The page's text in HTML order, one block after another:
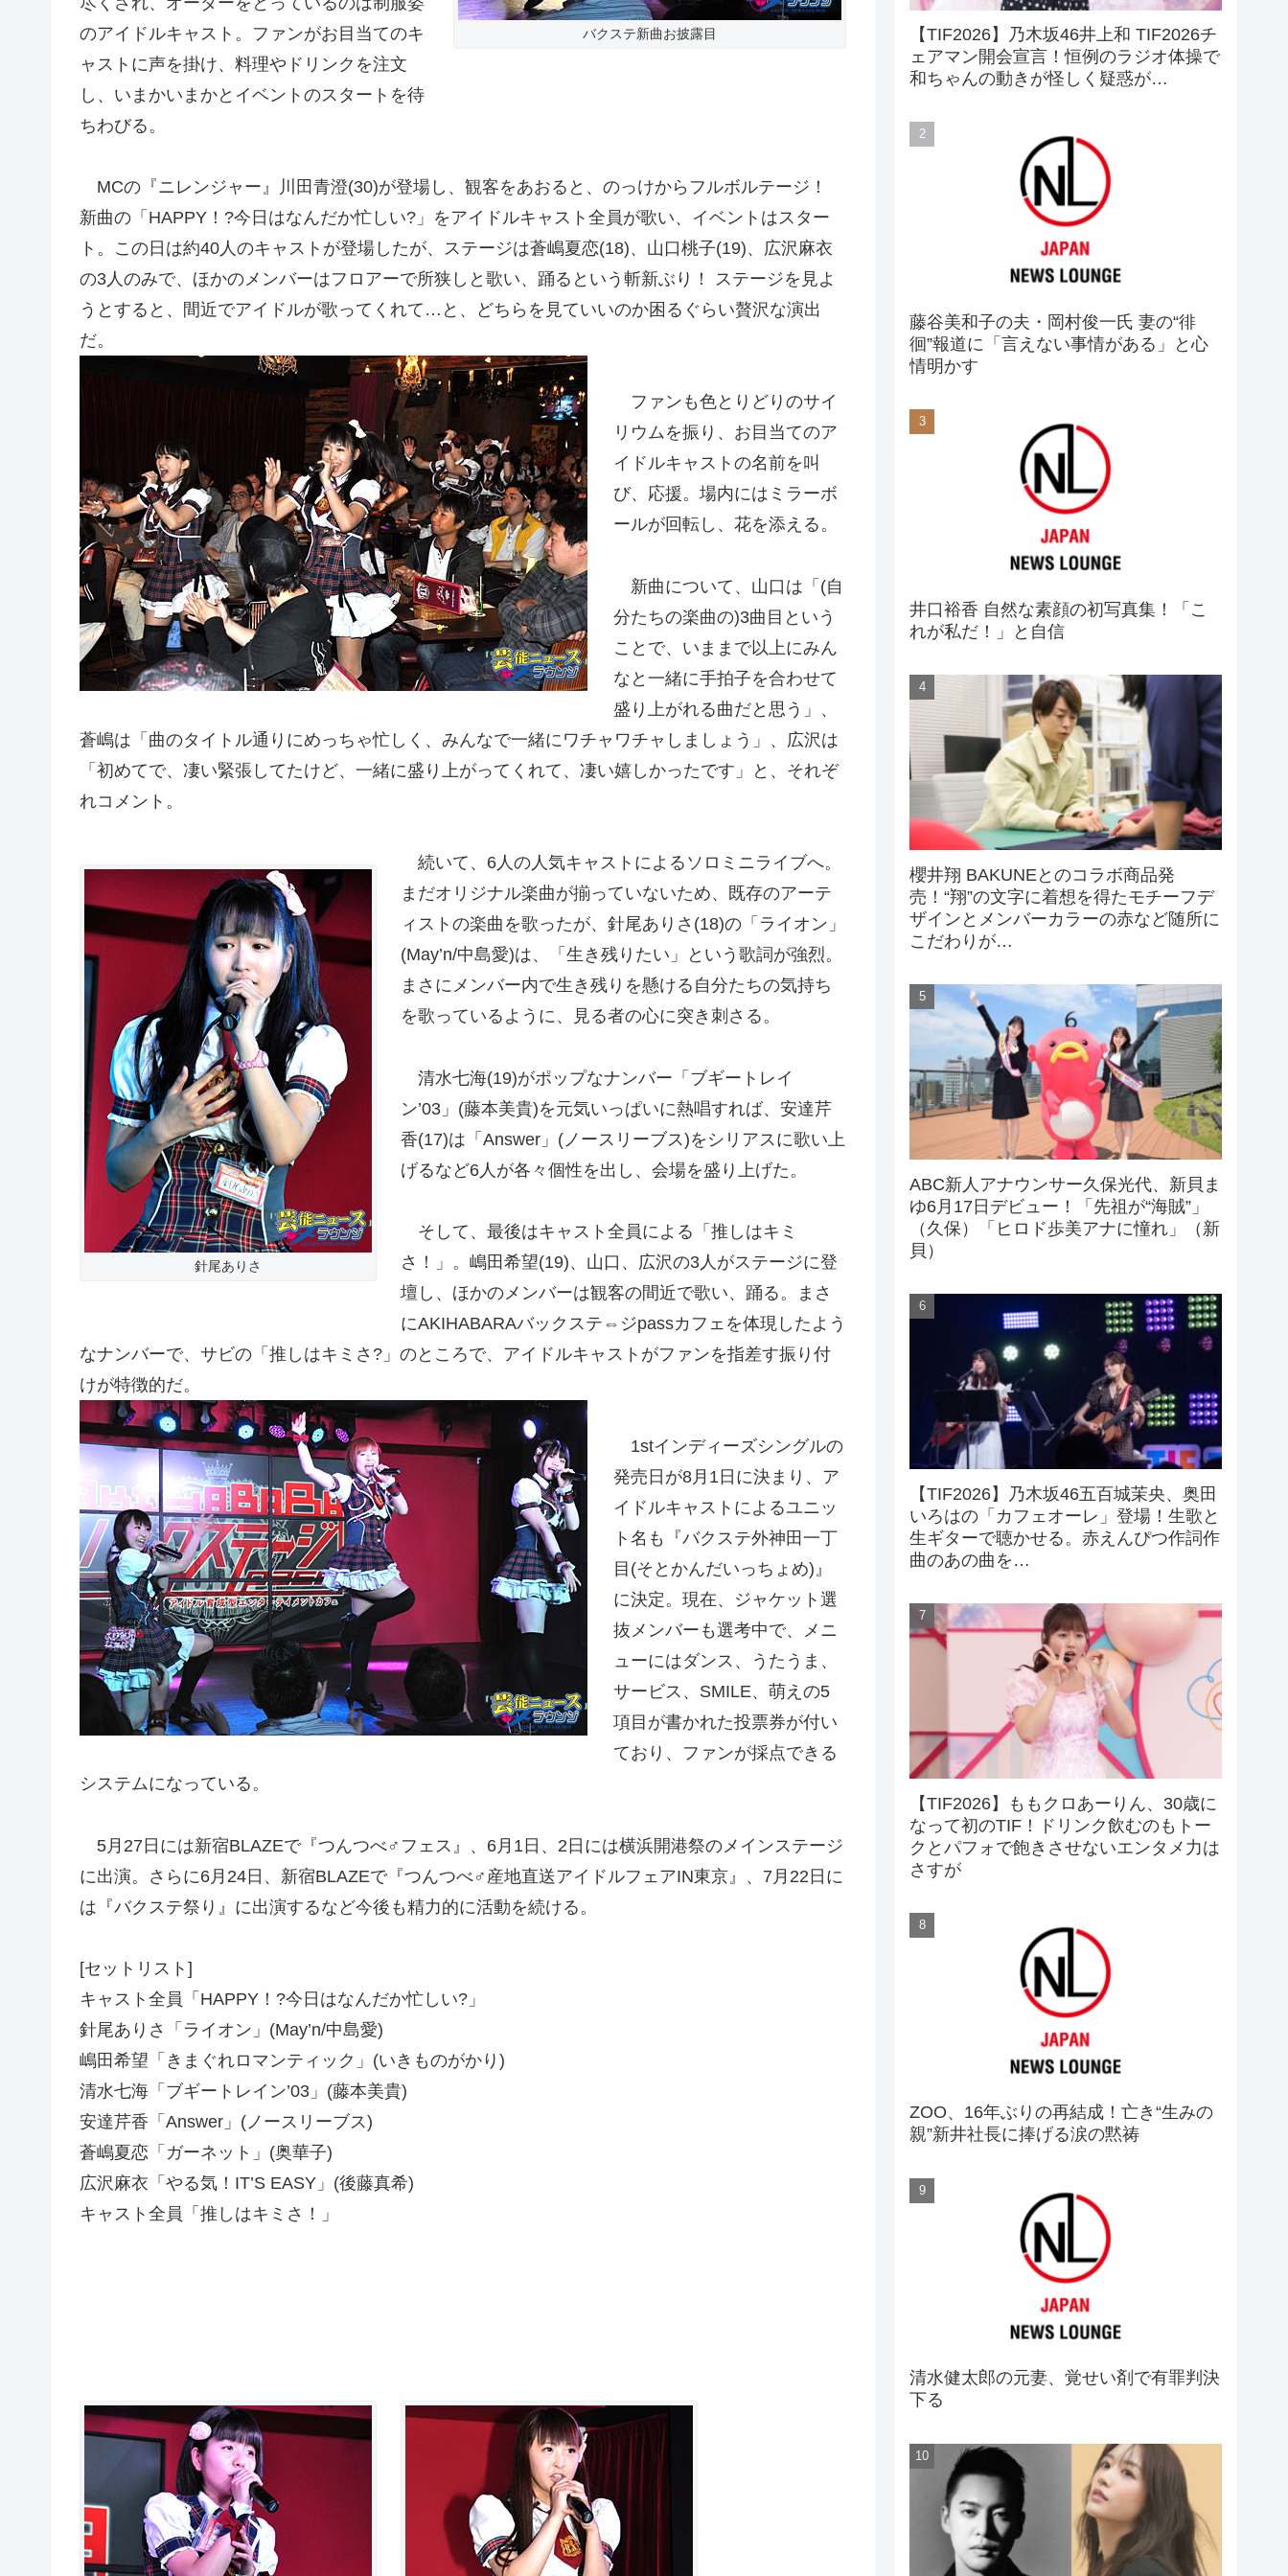
バクステ新曲お披露目
のアイドルキャスト。ファンがお目当てのキ
ャストに声を掛け、料理やドリンクを注文
し、 いまかいまかとイベントのスタートを待
ちわびる。
MCの『ニレンジャー』川田青澄(30)が登場し、観客をあおると、のっけからフルボルテージ！
新曲の「HAPPY！?今日はなんだか忙しい?」をアイドルキャスト全員が歌い、イベントはスター
ト。この日は約40人のキャストが登場したが、ステージは蒼嶋夏恋(18)、山口桃子(19)、広沢麻衣
の3人のみで、ほかのメンバーはフロアーで所狭しと歌い、踊るという斬新ぶり！ ステージを見よ
うとすると、間近でアイドルが歌ってくれて…と、どちらを見ていいのか困るぐらい贅沢な演出
だ。
ファンも色とりどりのサイ
リウムを振り、お目当てのア
イドルキャストの名前を叫
び、応援。場内にはミラーボ
ールが回転し、花を添える。
新曲について、山口は「(自
分たちの楽曲の)3曲目という
ことで、いままで以上にみん
なと一緒に手拍子を合わせて
盛り上がれる曲だと思う」、
蒼嶋は「曲のタイトル通りにめっちゃ忙しく、みんなで一緒にワチャワチャしましょう」、広沢は
「初めてで、凄い緊張してたけど、一緒に盛り上がってくれて、凄い嬉しかったです」と、それぞ
れコメント。
針尾ありさ
続いて、6人の人気キャストによるソロミニライブへ。
まだオリジナル楽曲が揃っていないため、既存のアーテ
ィストの楽曲を歌ったが、針尾ありさ(18)の「ライオン」
(May’n/中島愛)は、「生き残りたい」という歌詞が強烈。
まさにメンバー内で生き残りを懸ける自分たちの気持ち
を歌っているように、見る者の心に突き刺さる。
清水七海(19)がポップなナンバー「ブギートレイ
ン’03」(藤本美貴)を元気いっぱいに熱唱すれば、安達芹
香(17)は「Answer」(ノースリーブス)をシリアスに歌い上
げるなど6人が各々個性を出し、会場を盛り上げた。
そして、最後はキャスト全員による「推しはキミ
さ！」。嶋田希望(19)、山口、広沢の3人がステージに登
壇し、ほかのメンバーは観客の間近で歌い、踊る。まさ
にAKIHABARAバックステ⇔ジpassカフェを体現したよう
なナンバーで、サビの「推しはキミさ?」のところで、アイドルキャストがファンを指差す振り付
けが特徴的だ。
1stインディーズシングルの
発売日が8月1日に決まり、ア
イドルキャストによるユニッ
ト名も『バクステ外神田一丁
目(そとかんだいっちょめ)』
に決定。現在、ジャケット選
抜メンバーも選考中で、メニ
ューにはダンス、うたうま、
サービス、SMILE、萌えの5
項目が書かれた投票券が付い
ており、ファンが採点できる
システムになっている。
5月27日には新宿BLAZEで『つんつべ♂フェス』、6月1日、2日には横浜開港祭のメインステージ
に出演。さらに6月24日、新宿BLAZEで『つんつべ♂産地直送アイドルフェアIN東京』、7月22日に
は『バクステ祭り』に出演するなど今後も精力的に活動を続ける。
[セットリスト]
キャスト全員「HAPPY！?今日はなんだか忙しい?」
針尾ありさ「ライオン」(May’n/中島愛)
嶋田希望「きまぐれロマンティック」(いきものがかり)
清水七海「ブギートレイン’03」(藤本美貴)
安達芹香「Answer」(ノースリーブス)
蒼嶋夏恋「ガーネット」(奥華子)
広沢麻衣「やる気！IT’S EASY」(後藤真希)
キャスト全員「推しはキミさ！」
【TIF2026】乃木坂46井上和 TIF2026チ
ェアマン開会宣言！恒例のラジオ体操で
和ちゃんの動きが怪しく疑惑が…
藤谷美和子の夫・岡村俊一氏 妻の“徘
徊”報道に「言えない事情がある」と心
情明かす
井口裕香 自然な素顔の初写真集！「こ
れが私だ！」と自信
櫻井翔 BAKUNEとのコラボ商品発
売！“翔”の文字に着想を得たモチーフデ
ザインとメンバーカラーの赤など随所に
こだわりが…
ABC新人アナウンサー久保光代、新貝ま
ゆ6月17日デビュー！「先祖が“海賊”」
（久保）「ヒロド歩美アナに憧れ」（新
貝）
【TIF2026】乃木坂46五百城茉央、奥田
いろはの「カフェオーレ」登場！生歌と
生ギターで聴かせる。赤えんぴつ作詞作
曲のあの曲を…
【TIF2026】ももクロあーりん、30歳に
なって初のTIF！ドリンク飲むのもトー
クとパフォで飽きさせないエンタメ力は
さすが
ZOO、16年ぶりの再結成！亡き“生みの
親”新井社長に捧げる涙の黙祷
清水健太郎の元妻、覚せい剤で有罪判決
下る